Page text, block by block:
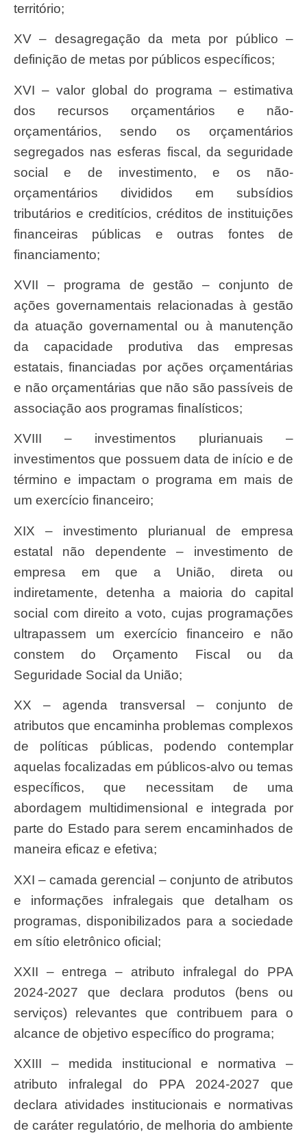
território;
XV – desagregação da meta por público –
definição de metas por públicos específicos;
XVI – valor global do programa – estimativa
dos recursos orçamentários e não-
orçamentários, sendo os orçamentários
segregados nas esferas fiscal, da seguridade
social e de investimento, e os não-
orçamentários divididos em subsídios
tributários e creditícios, créditos de instituições
financeiras públicas e outras fontes de
financiamento;
XVII – programa de gestão – conjunto de
ações governamentais relacionadas à gestão
da atuação governamental ou à manutenção
da capacidade produtiva das empresas
estatais, financiadas por ações orçamentárias
e não orçamentárias que não são passíveis de
associação aos programas finalísticos;
XVIII – investimentos plurianuais –
investimentos que possuem data de início e de
término e impactam o programa em mais de
um exercício financeiro;
XIX – investimento plurianual de empresa
estatal não dependente – investimento de
empresa em que a União, direta ou
indiretamente, detenha a maioria do capital
social com direito a voto, cujas programações
ultrapassem um exercício financeiro e não
constem do Orçamento Fiscal ou da
Seguridade Social da União;
XX – agenda transversal – conjunto de
atributos que encaminha problemas complexos
de políticas públicas, podendo contemplar
aquelas focalizadas em públicos-alvo ou temas
específicos, que necessitam de uma
abordagem multidimensional e integrada por
parte do Estado para serem encaminhados de
maneira eficaz e efetiva;
XXI – camada gerencial – conjunto de atributos
e informações infralegais que detalham os
programas, disponibilizados para a sociedade
em sítio eletrônico oficial;
XXII – entrega – atributo infralegal do PPA
2024-2027 que declara produtos (bens ou
serviços) relevantes que contribuem para o
alcance de objetivo específico do programa;
XXIII – medida institucional e normativa –
atributo infralegal do PPA 2024-2027 que
declara atividades institucionais e normativas
de caráter regulatório, de melhoria do ambiente